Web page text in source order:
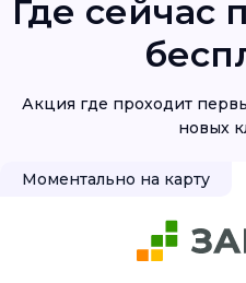
Где сейчас
Акция где проходит
новых
Моментально на карту